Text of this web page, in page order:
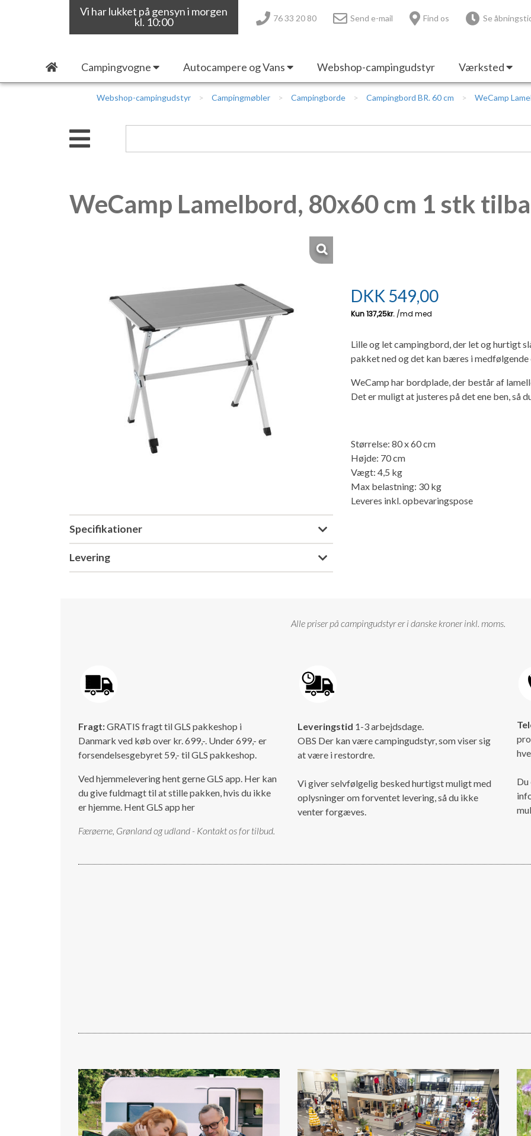
Vi har lukket på gensyn i morgen
kl. 10:00
76 33 20 80 Send e-mail Find os Se
Campingvogne Autocampere og Vans Webshop-campingudstyr Værksted
Webshop-campingudstyr Campingmøbler Campingborde Campingbord BR. 60 cm WeCamp
WeCamp Lamelbord, 80x60 cm 1 stk
Specifikationer
Levering
DKK 549,00
Lille og let campingbord, der let og hurtigt
pakket ned og det kan bæres i
WeCamp har bordplade, der består af
Det er muligt at justeres på det ene ben, så
Størrelse: 80 x 60 cm
Højde: 70 cm
Vægt: 4,5 kg
Max belastning: 30 kg
Leveres inkl. opbevaringspose
Alle priser på campingudstyr er i danske kroner inkl. moms.
Fragt:GRATIS fragt til GLS pakkeshop i
Danmark ved køb over kr. 699,-. Under 699,- er
forsendelsesgebyret 59,- til GLS pakkeshop.
Ved hjemmelevering hent gerne GLS app. Her kan
du give fuldmagt til at stille pakken, hvis du ikke
er hjemme. Hent GLS app her
Færøerne, Grønland og udland - Kontakt os for tilbud.
Leveringstid 1-3 arbejdsdage.
OBS Der kan være campingudstyr, som viser sig
at være i restordre.
Vi giver selvfølgelig besked hurtigst muligt med
oplysninger om forventet levering, så du ikke
venter forgæves.
Du